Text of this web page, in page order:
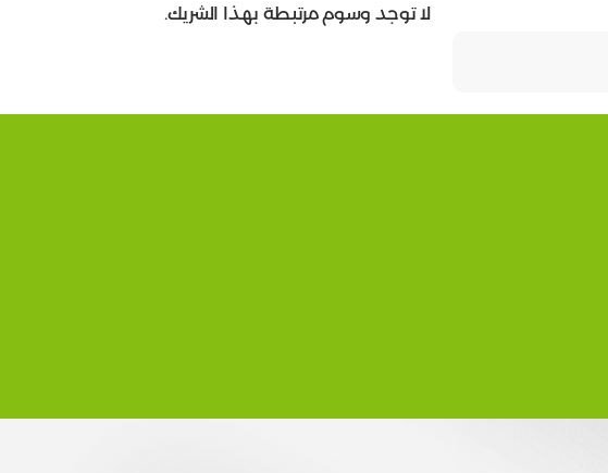
لا توجد وسوم مرتبطة بهذا الشريك.